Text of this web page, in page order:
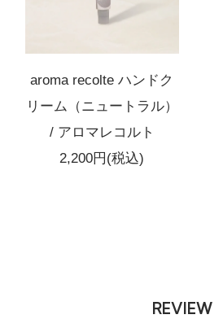
aroma recolte ハンドク
リーム（ニュートラル）
/ アロマレコルト
2,200円(税込)
REVIEW